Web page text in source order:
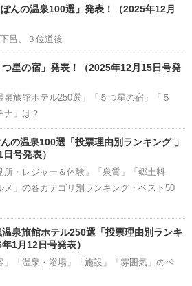
Channel
んの温泉100選」発表！（2025年12月
呂、３位道後
星の宿」発表！（2025年12月15日号発
泉旅館ホテル250選」「５つ星の宿」「５
ナ」は？
の温泉100選「投票理由別ランキング 」
号発表）
所・レジャー＆体験」「泉質」「郷土料
メ」の各カテゴリ別ランキング・ベスト50
泉旅館ホテル250選「投票理由別ランキ
1月12日号発表）
」「温泉・浴場」「施設」「雰囲気」のベ